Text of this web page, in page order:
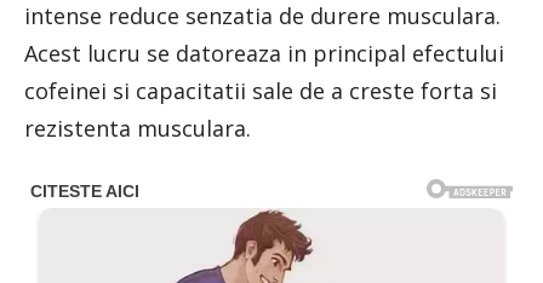
intense reduce senzatia de durere musculara.
Acest lucru se datoreaza in principal efectului
cofeinei si capacitatii sale de a creste forta si
rezistenta musculara.